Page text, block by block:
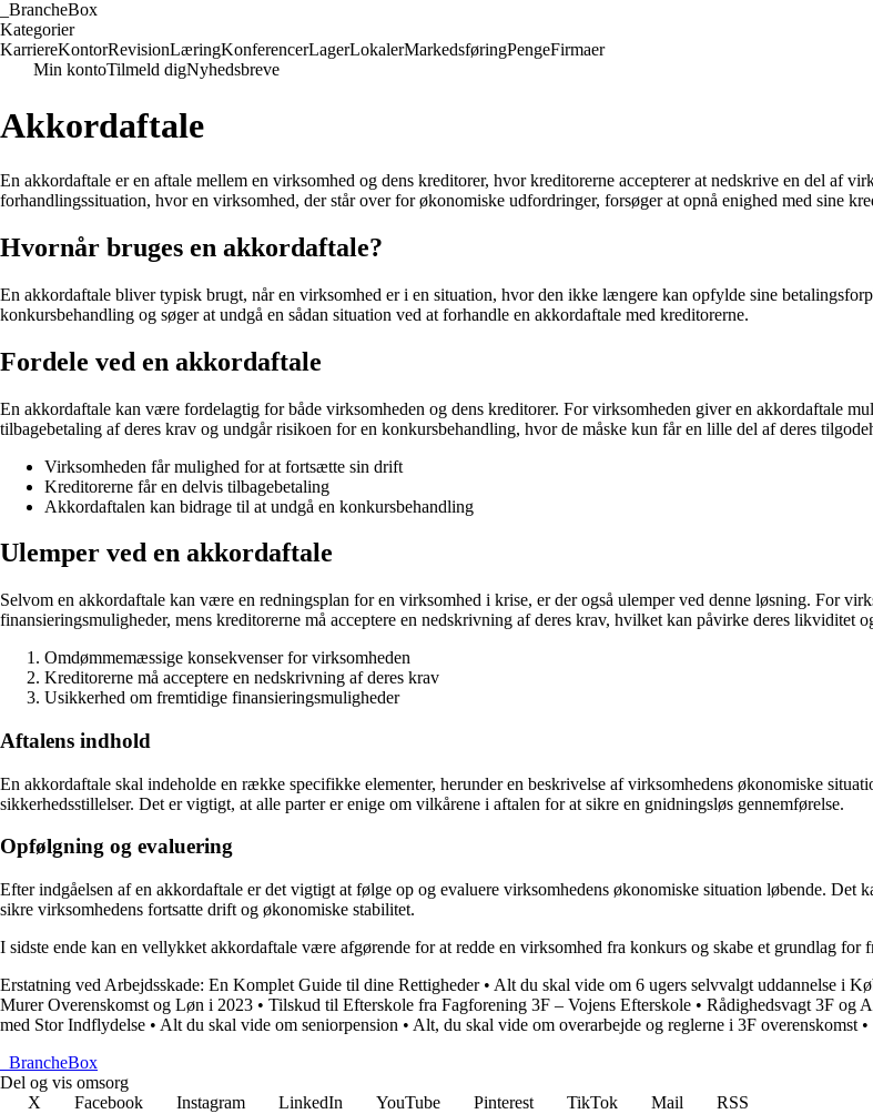
BrancheBox
Kategorier
KarriereKontorRevisionLæringKonferencerLagerLokalerMarkedsføringPengeFirmaer
Min kontoTilmeld digNyhedsbreve
Akkordaftale
En akkordaftale er en aftale mellem en virksomhed og dens kreditorer, hvor kreditorerne accepterer at nedskrive en del af
forhandlingssituation, hvor en virksomhed, der står over for økonomiske udfordringer, forsøger at opnå enighed med sine
Hvornår bruges en akkordaftale?
En akkordaftale bliver typisk brugt, når en virksomhed er i en situation, hvor den ikke længere kan opfylde sine
konkursbehandling og søger at undgå en sådan situation ved at forhandle en akkordaftale med kreditorerne.
Fordele ved en akkordaftale
En akkordaftale kan være fordelagtig for både virksomheden og dens kreditorer. For virksomheden giver en akkordaftale
tilbagebetaling af deres krav og undgår risikoen for en konkursbehandling, hvor de måske kun får en lille del af deres
Virksomheden får mulighed for at fortsætte sin drift
Kreditorerne får en delvis tilbagebetaling
Akkordaftalen kan bidrage til at undgå en konkursbehandling
Ulemper ved en akkordaftale
Selvom en akkordaftale kan være en redningsplan for en virksomhed i krise, er der også ulemper ved denne løsning. For
finansieringsmuligheder, mens kreditorerne må acceptere en nedskrivning af deres krav, hvilket kan påvirke deres likviditet
Omdømmemæssige konsekvenser for virksomheden
Kreditorerne må acceptere en nedskrivning af deres krav
Usikkerhed om fremtidige finansieringsmuligheder
Aftalens indhold
En akkordaftale skal indeholde en række specifikke elementer, herunder en beskrivelse af virksomhedens økonomiske
sikkerhedsstillelser. Det er vigtigt, at alle parter er enige om vilkårene i aftalen for at sikre en gnidningsløs gennemførelse.
Opfølgning og evaluering
Efter indgåelsen af en akkordaftale er det vigtigt at følge op og evaluere virksomhedens økonomiske situation løbende.
sikre virksomhedens fortsatte drift og økonomiske stabilitet.
I sidste ende kan en vellykket akkordaftale være afgørende for at redde en virksomhed fra konkurs og skabe et grundlag
Erstatning ved Arbejdsskade: En Komplet Guide til dine Rettigheder• Alt du skal vide om 6 ugers selvvalgt uddannelse i
Murer Overenskomst og Løn i 2023 • Tilskud til Efterskole fra Fagforening 3F – Vojens Efterskole • Rådighedsvagt 3F og
med Stor Indflydelse • Alt du skal vide om seniorpension • Alt, du skal vide om overarbejde og reglerne i 3F overenskomst •
BrancheBox
Del og vis omsorg
X
Facebook Instagram LinkedIn YouTube Pinterest TikTok Mail
RSS